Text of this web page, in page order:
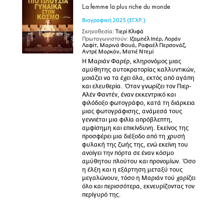
La femme la plus riche du monde
Βιογραφική 2025 (ΕΓΧΡ.)
Σκηνοθεσία: Τιερί Κλιφά
Πρωταγωνιστούν: Ιζαμπέλ Ιπέρ, Λοράν
Λαφίτ, Μαρινά Φουά, Ραφαέλ Περσονάζ,
Αντρέ Μαρκόν, Ματιέ Ντεμί
Η Μαριάν Φαρέρ, κληρονόμος μιας
αμύθητης αυτοκρατορίας καλλυντικών,
μοιάζει να τα έχει όλα, εκτός από αγάπη
και ελευθερία. Όταν γνωρίζει τον Πιερ-
Αλέν Φαντέν, έναν εκκεντρικό και
φιλόδοξο φωτογράφο, κατά τη διάρκεια
μιας φωτογράφισης, ανάμεσά τους
γεννιέται μια φιλία απρόβλεπτη,
αμφίσημη και επικίνδυνη. Εκείνος της
προσφέρει μια διέξοδο από τη χρυσή
φυλακή της ζωής της, ενώ εκείνη του
ανοίγει την πόρτα σε έναν κόσμο
αμύθητου πλούτου και προνομίων. Όσο
η έλξη και η εξάρτηση μεταξύ τους
μεγαλώνουν, τόσο η Μαριάν τού χαρίζει
όλο και περισσότερα, εκνευρίζοντας τον
περίγυρό της.